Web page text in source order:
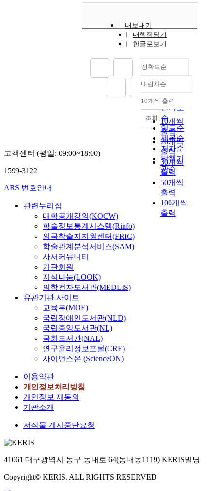
내보내기
내책장담기
한글로보기
정확도순
정확도
순
인기도
순
연도순
제목순
저자순
발행기
관순
내림차순
내림차순
10개씩 출력
10개씩
출력
20개씩
출력
30개씩
출력
50개씩
출력
100개씩
출력
조회
고객센터 (평일: 09:00~18:00)
1599-3122
ARS 번호안내
관련누리집
대학공개강의(KOCW)
학술정보통계시스템(Rinfo)
외국학술지지원센터(FRIC)
학술관계분석서비스(SAM)
사서커뮤니티
기관회원
지식나눔(LOOK)
의학전자도서관(MEDLIS)
유관기관 사이트
교육부(MOE)
국립장애인도서관(NLD)
국립중앙도서관(NL)
국회도서관(NAL)
연구윤리정보포털(CRE)
사이언스온 (ScienceON)
이용약관
개인정보처리방침
개인정보 재동의
기관소개
저작물 게시중단요청
41061 대구광역시 동구 동내로 64(동내동1119) KERIS빌딩
Copyright© KERIS. ALL RIGHTS RESERVED